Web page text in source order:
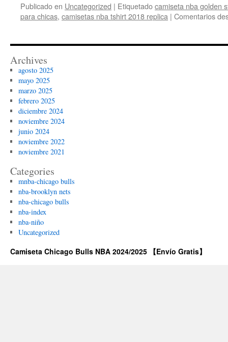
Publicado en Uncategorized | Etiquetadocamiseta nba golden
para chicas, camisetas nba tshirt 2018 replica | Comentarios
Archives
agosto 2025
mayo 2025
marzo 2025
febrero 2025
diciembre 2024
noviembre 2024
junio 2024
noviembre 2022
noviembre 2021
Categories
mnba-chicago bulls
nba-brooklyn nets
nba-chicago bulls
nba-index
nba-niño
Uncategorized
Camiseta Chicago Bulls NBA 2024/2025 【Envío Gratis】